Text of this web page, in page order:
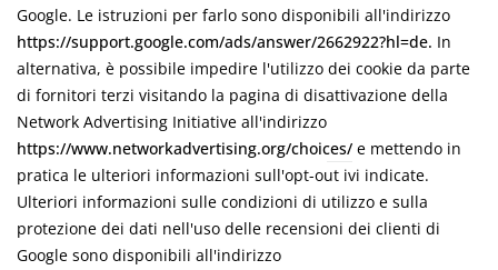
Google. Le istruzioni per farlo sono disponibili all'indirizzo
https://support.google.com/ads/answer/2662922?hl=de. In
alternativa, è possibile impedire l'utilizzo dei cookie da parte
di fornitori terzi visitando la pagina di disattivazione della
Network Advertising Initiative all'indirizzo
https://www.networkadvertising.org/choices/ e mettendo in
pratica le ulteriori informazioni sull'opt-out ivi indicate.
Ulteriori informazioni sulle condizioni di utilizzo e sulla
protezione dei dati nell'uso delle recensioni dei clienti di
Google sono disponibili all'indirizzo